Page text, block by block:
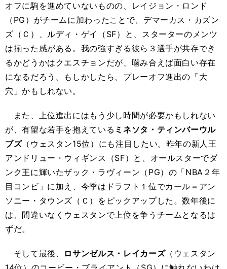
オフに駒を進めていないものの、レイジョン・ロンド
（PG）がチームに加わったことで、デマーカス・カズン
ズ（Ｃ）、ルディ・ゲイ（SF）と、スターターのメンツ
は揃った感がある。我の強すぎる彼ら３選手が共存でき
るかどうかはクエスチョンだが、噛み合えば面白い存在
になるだろう。もしかしたら、プレーオフ進出の「大
穴」かもしれない。
また、上位進出にはもう少し時間が必要かもしれない
が、有望な若手を抱えている ミネソタ・ティンバーウル
ブズ（ウェスタン15位）にも注目したい。昨年の新人王
アンドリュー・ウィギンス（SF）と、オールスターでダ
ンク王に輝いたザック・ラヴィーン（PG）の「NBA２年
目コンビ」に加え、今季はドラフト１位でカール＝アン
ソニー・タウンズ（Ｃ）をピックアップした。数年後に
は、間違いなくウェスタンで上位を争うチームとなるは
ずだ。
そして最後、 ロサンゼルス・レイカーズ（ウェスタン